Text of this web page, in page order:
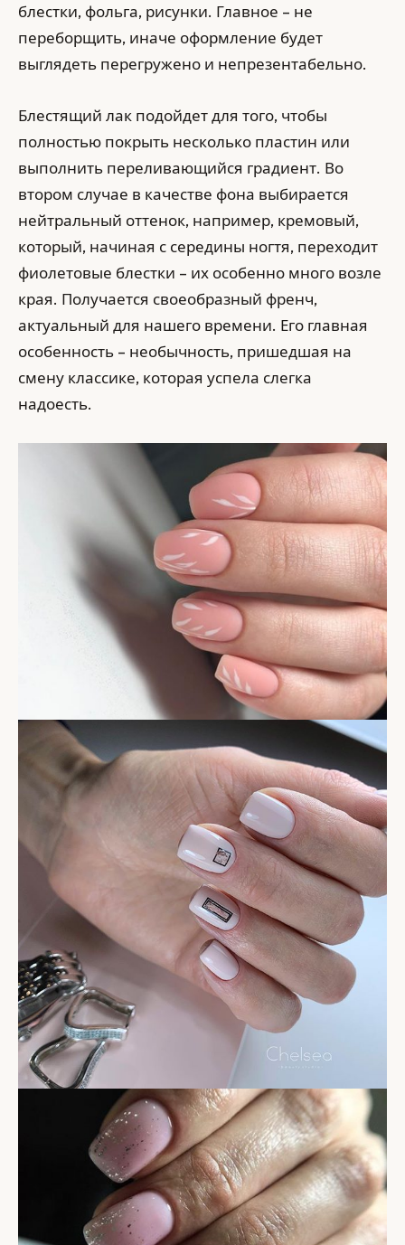
блестки, фольга, рисунки. Главное – не
переборщить, иначе оформление будет
выглядеть перегружено и непрезентабельно.
Блестящий лак подойдет для того, чтобы
полностью покрыть несколько пластин или
выполнить переливающийся градиент. Во
втором случае в качестве фона выбирается
нейтральный оттенок, например, кремовый,
который, начиная с середины ногтя, переходит
фиолетовые блестки – их особенно много возле
края. Получается своеобразный френч,
актуальный для нашего времени. Его главная
особенность – необычность, пришедшая на
смену классике, которая успела слегка
надоесть.